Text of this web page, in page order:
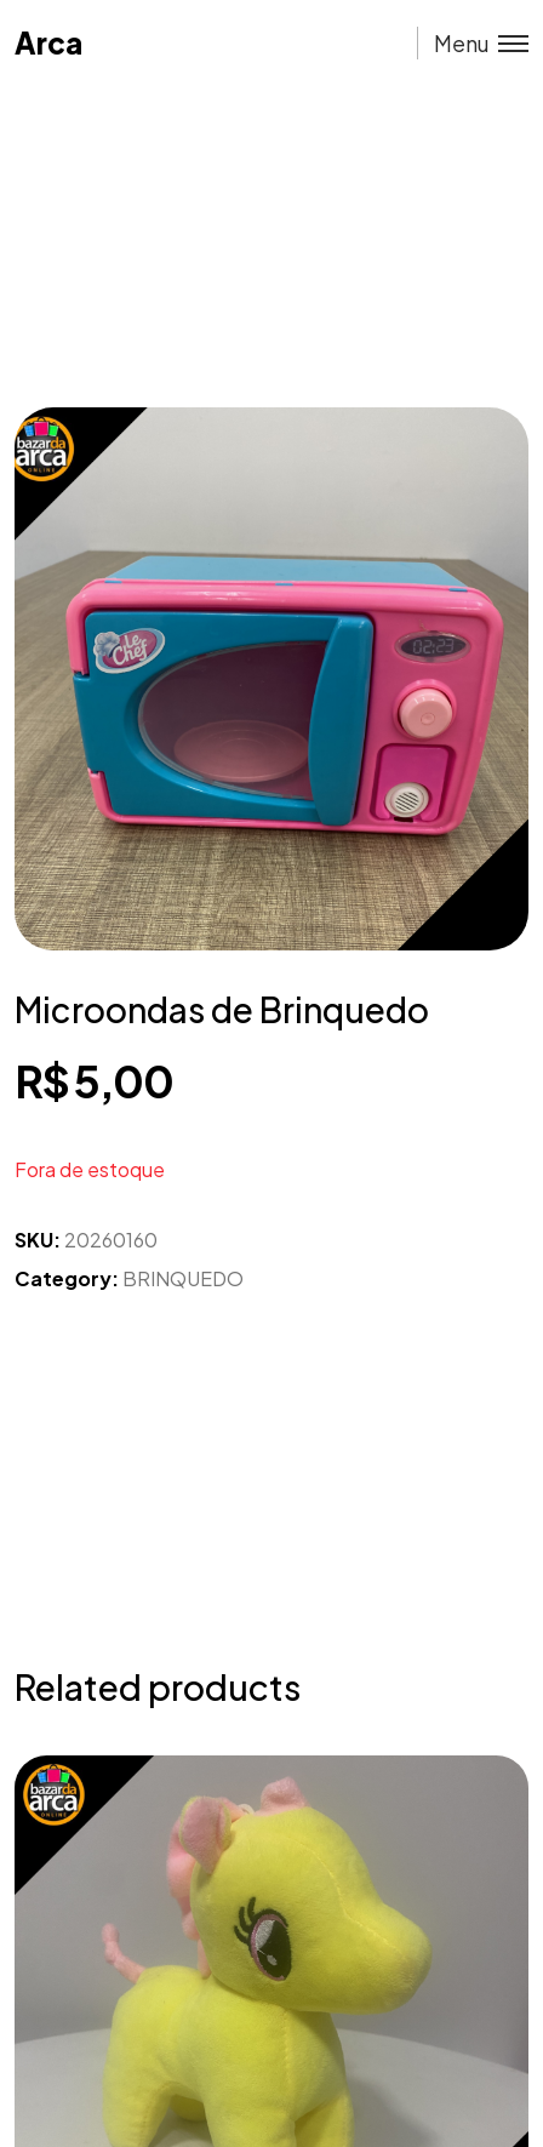
Arca
Arca Menu
Microondas de Brinquedo
R$5,00
Fora de estoque
SKU: 20260160
Category: BRINQUEDO
Related products